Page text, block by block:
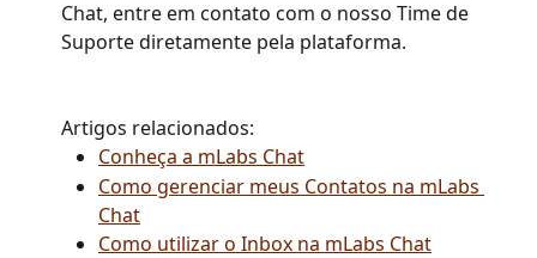
Chat, entre em contato com o nosso Time de
Suporte diretamente pela plataforma.
Artigos relacionados:
Conheça a mLabs Chat
Como gerenciar meus Contatos na mLabs
Chat
Como utilizar o Inbox na mLabs Chat